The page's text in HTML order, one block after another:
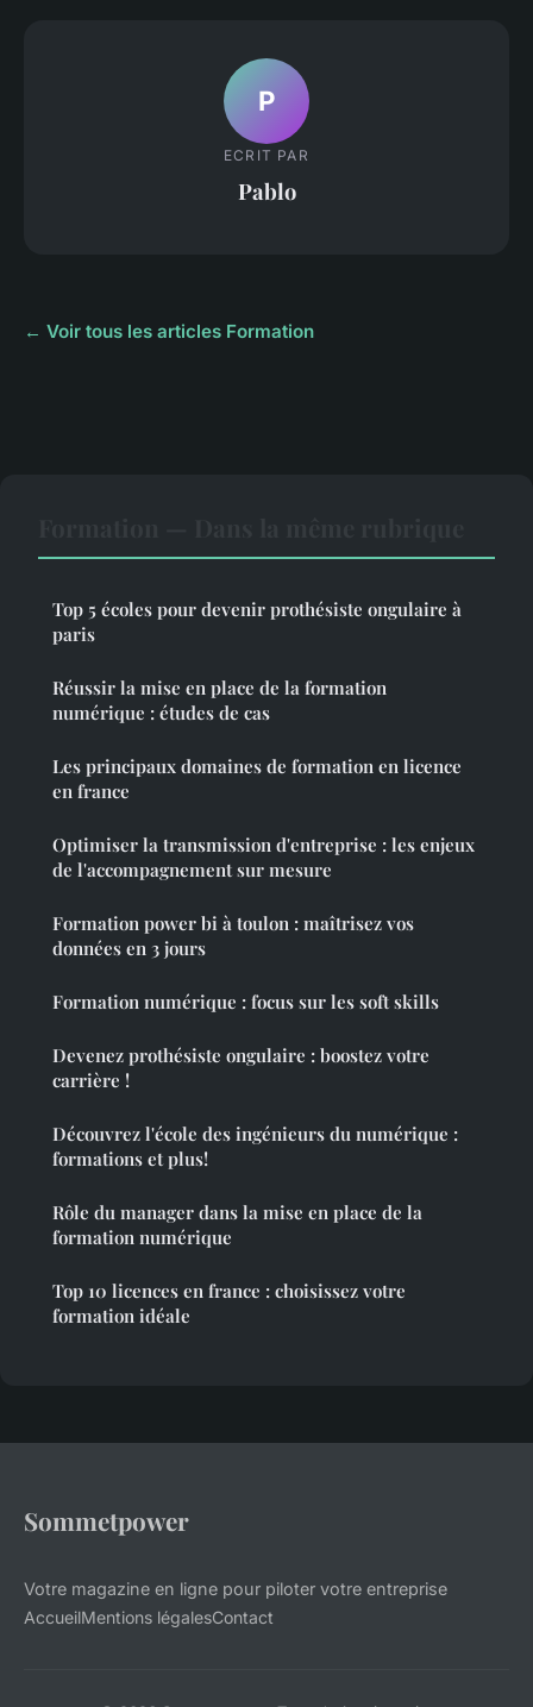
P
ECRIT PAR
Pablo
← Voir tous les articles Formation
Top 5 écoles pour devenir prothésiste ongulaire à
paris
Réussir la mise en place de la formation
numérique : études de cas
Les principaux domaines de formation en licence
en france
Optimiser la transmission d'entreprise : les enjeux
de l'accompagnement sur mesure
Formation power bi à toulon : maîtrisez vos
données en 3 jours
Formation numérique : focus sur les soft skills
Devenez prothésiste ongulaire : boostez votre
carrière !
Découvrez l'école des ingénieurs du numérique :
formations et plus!
Rôle du manager dans la mise en place de la
formation numérique
Top 10 licences en france : choisissez votre
formation idéale
Sommetpower
Votre magazine en ligne pour piloter votre entreprise
AccueilMentions légalesContact